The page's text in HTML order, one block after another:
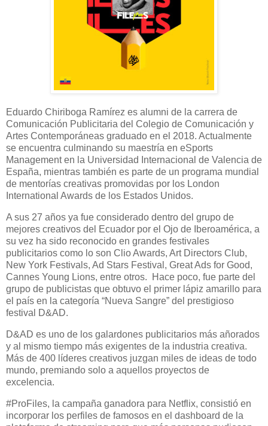
Eduardo Chiriboga Ramírez es alumni de la carrera de
Comunicación Publicitaria del Colegio de Comunicación y
Artes Contemporáneas graduado en el 2018. Actualmente
se encuentra culminando su maestría en eSports
Management en la Universidad Internacional de Valencia de
España, mientras también es parte de un programa mundial
de mentorías creativas promovidas por los London
International Awards de los Estados Unidos.
A sus 27 años ya fue considerado dentro del grupo de
mejores creativos del Ecuador por el Ojo de Iberoamérica, a
su vez ha sido reconocido en grandes festivales
publicitarios como lo son Clio Awards, Art Directors Club,
New York Festivals, Ad Stars Festival, Great Ads for Good,
Cannes Young Lions, entre otros. Hace poco, fue parte del
grupo de publicistas que obtuvo el primer lápiz amarillo para
el país en la categoría “Nueva Sangre” del prestigioso
festival D&AD.
D&AD es uno de los galardones publicitarios más añorados
y al mismo tiempo más exigentes de la industria creativa.
Más de 400 líderes creativos juzgan miles de ideas de todo
mundo, premiando solo a aquellos proyectos de
excelencia.
#ProFiles, la campaña ganadora para Netflix, consistió en
incorporar los perfiles de famosos en el dashboard de la